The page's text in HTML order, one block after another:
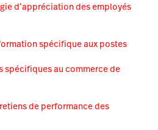
d’appréciation des employés
spécifique aux postes
spécifiques au commerce de
de performance des